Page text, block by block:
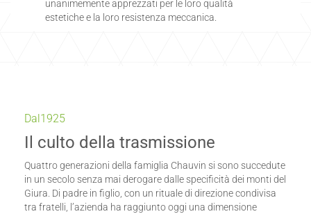
unanimemente apprezzati per le loro qualità
estetiche e la loro resistenza meccanica.
Dal1925
Il culto della trasmissione
Quattro generazioni della famiglia Chauvin si sono succedute
in un secolo senza mai derogare dalle specificità dei monti del
Giura. Di padre in figlio, con un rituale di direzione condivisa
tra fratelli, l’azienda ha raggiunto oggi una dimensione